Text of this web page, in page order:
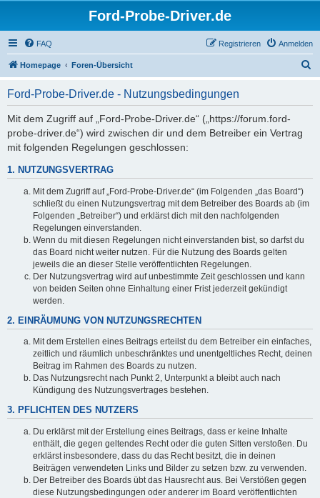
Ford-Probe-Driver.de
FAQ Anmelden
Registrieren
Homepage Foren-Übersicht
Ford-Probe-Driver.de - Nutzungsbedingungen
Mit dem Zugriff auf „Ford-Probe-Driver.de“ („https://forum.ford-
probe-driver.de“) wird zwischen dir und dem Betreiber ein Vertrag
mit folgenden Regelungen geschlossen:
1. NUTZUNGSVERTRAG
Mit dem Zugriff auf „Ford-Probe-Driver.de“ (im Folgenden „das Board“)
schließt du einen Nutzungsvertrag mit dem Betreiber des Boards ab (im
Folgenden „Betreiber“) und erklärst dich mit den nachfolgenden
Regelungen einverstanden.
Wenn du mit diesen Regelungen nicht einverstanden bist, so darfst du
das Board nicht weiter nutzen. Für die Nutzung des Boards gelten
jeweils die an dieser Stelle veröffentlichten Regelungen.
Der Nutzungsvertrag wird auf unbestimmte Zeit geschlossen und kann
von beiden Seiten ohne Einhaltung einer Frist jederzeit gekündigt
werden.
2. EINRÄUMUNG VON NUTZUNGSRECHTEN
Mit dem Erstellen eines Beitrags erteilst du dem Betreiber ein einfaches,
zeitlich und räumlich unbeschränktes und unentgeltliches Recht, deinen
Beitrag im Rahmen des Boards zu nutzen.
Das Nutzungsrecht nach Punkt 2, Unterpunkt a bleibt auch nach
Kündigung des Nutzungsvertrages bestehen.
3. PFLICHTEN DES NUTZERS
Du erklärst mit der Erstellung eines Beitrags, dass er keine Inhalte
enthält, die gegen geltendes Recht oder die guten Sitten verstoßen. Du
erklärst insbesondere, dass du das Recht besitzt, die in deinen
Beiträgen verwendeten Links und Bilder zu setzen bzw. zu verwenden.
Der Betreiber des Boards übt das Hausrecht aus. Bei Verstößen gegen
diese Nutzungsbedingungen oder anderer im Board veröffentlichten